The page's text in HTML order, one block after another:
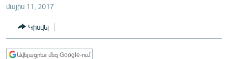
ՏՆՏԵՍՈՒԹՅՈՒՆ
ՂԱՐԱԲԱՂ
մայիս 11, 2017
Կիսվել
Ավելացրեք մեզ Google-ում